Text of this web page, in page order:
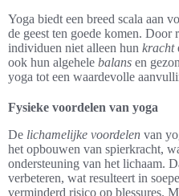
Yoga biedt een breed scala aan
de geest ten goede komen. Door
individuen niet alleen hun kracht
ook hun algehele balans en
yoga tot een waardevolle
Fysieke voordelen van yoga
De lichamelijke voordelen van
het opbouwen van spierkracht,
ondersteuning van het lichaam.
verbeteren, wat resulteert in
verminderd risico op blessures.